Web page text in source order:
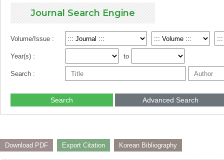
Journal Search Engine
Volume/Issue :
Year(s) : to
Search :
Search Advanced Search
Download PDF Export Citation Korean Bibliography